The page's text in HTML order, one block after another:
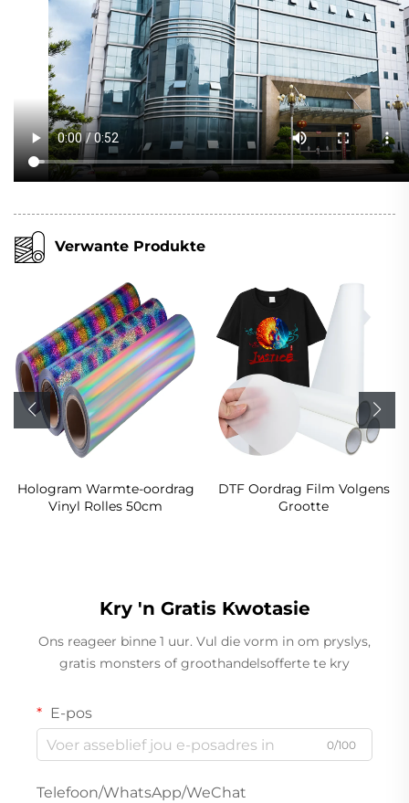
Verwante Produkte
Hologram Warmte-oordrag
Vinyl Rolles 50cm
DTF Oordrag Film Volgens
Grootte
Kry 'n Gratis Kwotasie
Ons reageer binne 1 uur. Vul die vorm in om pryslys,
gratis monsters of groothandelsofferte te kry
E-pos
0/100
Telefoon/WhatsApp/WeChat